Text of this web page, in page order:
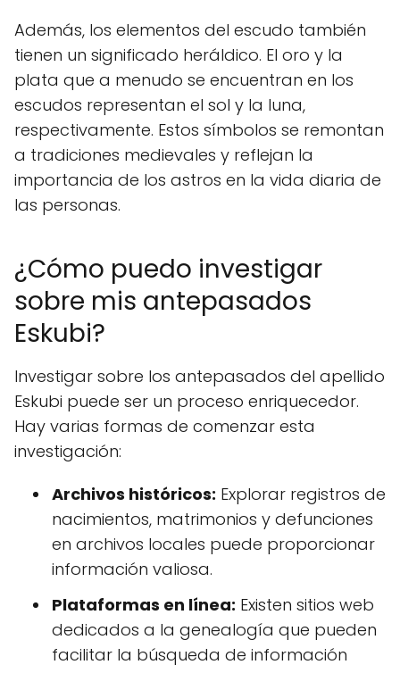
Además, los elementos del escudo también
tienen un significado heráldico. El oro y la
plata que a menudo se encuentran en los
escudos representan el sol y la luna,
respectivamente. Estos símbolos se remontan
a tradiciones medievales y reflejan la
importancia de los astros en la vida diaria de
las personas.
¿Cómo puedo investigar
sobre mis antepasados
Eskubi?
Investigar sobre los antepasados del apellido
Eskubi puede ser un proceso enriquecedor.
Hay varias formas de comenzar esta
investigación:
Archivos históricos: Explorar registros de
nacimientos, matrimonios y defunciones
en archivos locales puede proporcionar
información valiosa.
Plataformas en línea: Existen sitios web
dedicados a la genealogía que pueden
facilitar la búsqueda de información